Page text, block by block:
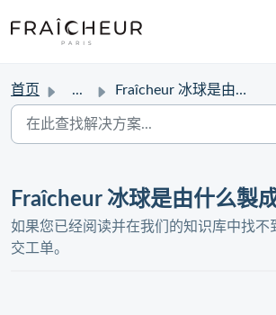
首页 ... Fraîcheur 冰球是由什么製成的？
Fraîcheur 冰球是由什么製成
如果您已经阅读并在我们的知识库中找不
交工单。